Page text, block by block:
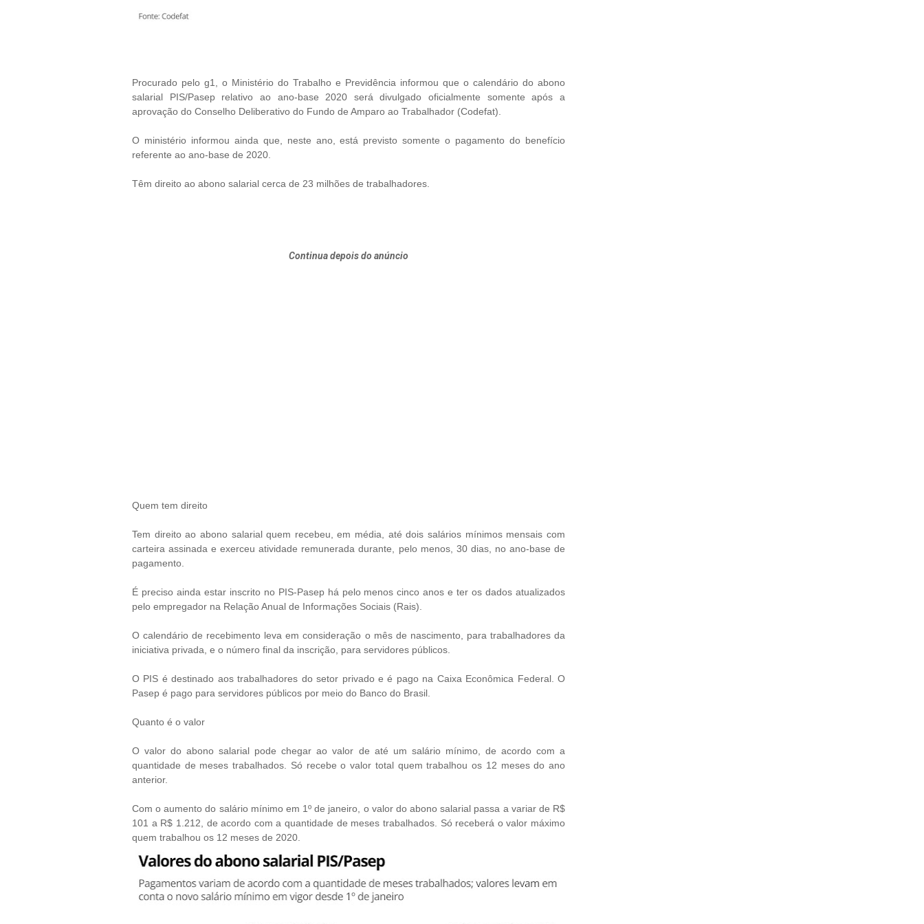
Procurado pelo g1, o Ministério do Trabalho e Previdência informou que o calendário do abono
salarial PIS/Pasep relativo ao ano-base 2020 será divulgado oficialmente somente após a
aprovação do Conselho Deliberativo do Fundo de Amparo ao Trabalhador (Codefat).
O ministério informou ainda que, neste ano, está previsto somente o pagamento do benefício
referente ao ano-base de 2020.
Têm direito ao abono salarial cerca de 23 milhões de trabalhadores.
Continua depois do anúncio
Quem tem direito
Tem direito ao abono salarial quem recebeu, em média, até dois salários mínimos mensais com
carteira assinada e exerceu atividade remunerada durante, pelo menos, 30 dias, no ano-base de
pagamento.
É preciso ainda estar inscrito no PIS-Pasep há pelo menos cinco anos e ter os dados atualizados
pelo empregador na Relação Anual de Informações Sociais (Rais).
O calendário de recebimento leva em consideração o mês de nascimento, para trabalhadores da
iniciativa privada, e o número final da inscrição, para servidores públicos.
O PIS é destinado aos trabalhadores do setor privado e é pago na Caixa Econômica Federal. O
Pasep é pago para servidores públicos por meio do Banco do Brasil.
Quanto é o valor
O valor do abono salarial pode chegar ao valor de até um salário mínimo, de acordo com a
quantidade de meses trabalhados. Só recebe o valor total quem trabalhou os 12 meses do ano
anterior.
Com o aumento do salário mínimo em 1º de janeiro, o valor do abono salarial passa a variar de R$
101 a R$ 1.212, de acordo com a quantidade de meses trabalhados. Só receberá o valor máximo
quem trabalhou os 12 meses de 2020.